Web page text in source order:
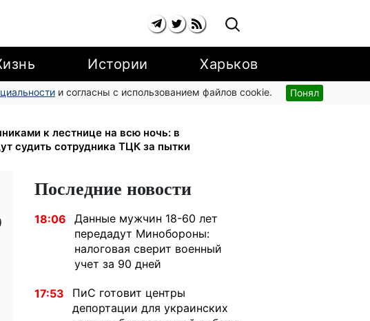
Истории Харьков
и согласны с использованием файлов cookie. Понял
500 уехали сразу: обыски в Мукачевском
к лестнице на всю ночь: в
судить сотрудника ТЦК за пытки
Последние новости
18:06
Данные мужчин 18-60 лет
передадут Минобороны:
налоговая сверит военный
учет за 90 дней
17:53
ПиС готовит центры
депортации для украинских